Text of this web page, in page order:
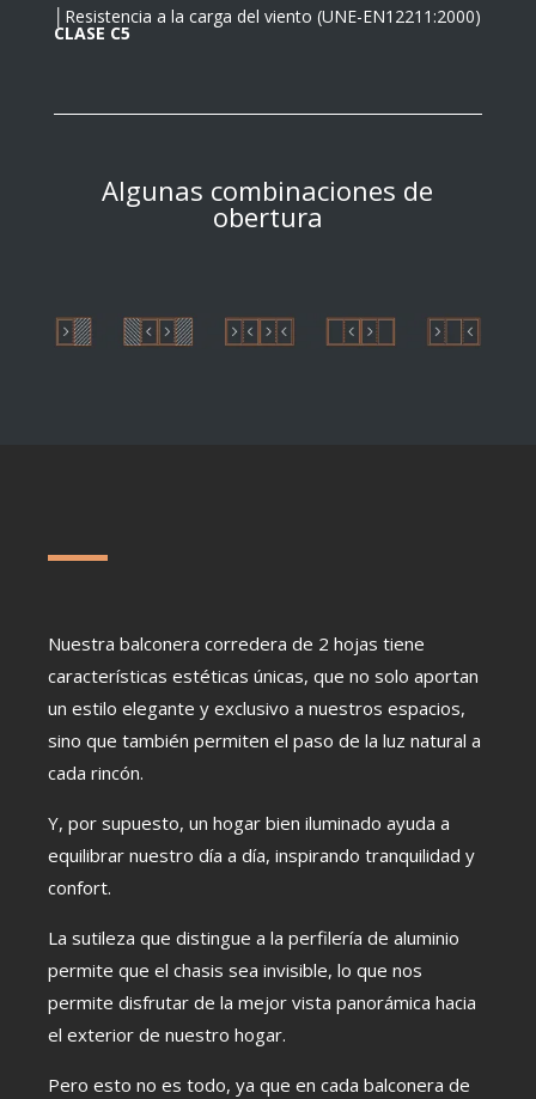
│Resistencia a la carga del viento (UNE-EN12211:2000)
CLASE C5
Algunas combinaciones de
obertura
Nuestra balconera corredera de 2 hojas tiene
características estéticas únicas, que no solo aportan
un estilo elegante y exclusivo a nuestros espacios,
sino que también permiten el paso de la luz natural a
cada rincón.
Y, por supuesto, un hogar bien iluminado ayuda a
equilibrar nuestro día a día, inspirando tranquilidad y
confort.
La sutileza que distingue a la perfilería de aluminio
permite que el chasis sea invisible, lo que nos
permite disfrutar de la mejor vista panorámica hacia
el exterior de nuestro hogar.
Pero esto no es todo, ya que en cada balconera de